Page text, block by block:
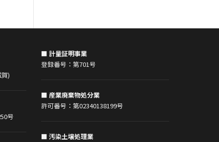
)
号
■ 計量証明事業
登録番号：第701号
■ 産業廃棄物処分業
許可番号：第02340138199号
■ 汚染土壌処理業